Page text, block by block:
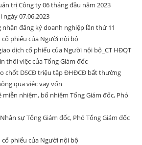
trị Công ty 06 tháng đầu năm 2023
ngày 07.06.2023
nhận đăng ký doanh nghiệp lần thứ 11
phiếu của Người nội bộ
dịch cổ phiếu của Người nội bộ_CT HĐQT
thôi việc của Tổng Giám đốc
chốt DSCĐ triệu tập ĐHĐCĐ bất thường
qua việc vay vốn
nhiệm, bổ nhiệm Tổng Giám đốc, Phó
sự Tổng Giám đốc, Phó Tổng Giám đốc
phiếu của Người nội bộ